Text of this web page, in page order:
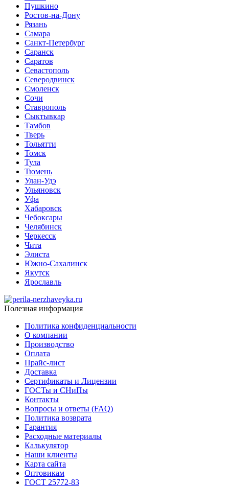
Пушкино
Ростов-на-Дону
Рязань
Самара
Санкт-Петербург
Саранск
Саратов
Севастополь
Северодвинск
Смоленск
Сочи
Ставрополь
Сыктывкар
Тамбов
Тверь
Тольятти
Томск
Тула
Тюмень
Улан-Удэ
Ульяновск
Уфа
Хабаровск
Чебоксары
Челябинск
Черкесск
Чита
Элиста
Южно-Сахалинск
Якутск
Ярославль
Полезная информация
Политика конфиденциальности
О компании
Производство
Оплата
Прайс-лист
Доставка
Сертификаты и Лицензии
ГОСТы и СНиПы
Контакты
Вопросы и ответы (FAQ)
Политика возврата
Гарантия
Расходные материалы
Калькулятор
Наши клиенты
Карта сайта
Оптовикам
ГОСТ 25772-83